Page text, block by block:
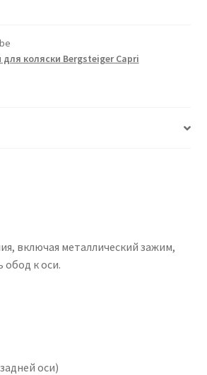
коляски Bergsteiger Capri
включая металлический зажим,
к оси.
оси)